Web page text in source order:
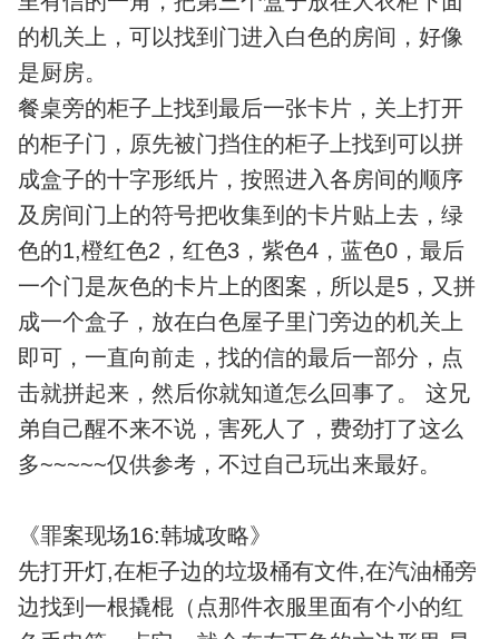
的机关上，可以找到门进入白色的房间，好像
是厨房。
餐桌旁的柜子上找到最后一张卡片，关上打开
的柜子门，原先被门挡住的柜子上找到可以拼
成盒子的十字形纸片，按照进入各房间的顺序
及房间门上的符号把收集到的卡片贴上去，绿
色的1,橙红色2，红色3，紫色4，蓝色0，最后
一个门是灰色的卡片上的图案，所以是5，又拼
成一个盒子，放在白色屋子里门旁边的机关上
即可，一直向前走，找的信的最后一部分，点
击就拼起来，然后你就知道怎么回事了。 这兄
弟自己醒不来不说，害死人了，费劲打了这么
多~~~~~仅供参考，不过自己玩出来最好。
《罪案现场16:韩城攻略》
先打开灯,在柜子边的垃圾桶有文件,在汽油桶旁
边找到一根撬棍（点那件衣服里面有个小的红